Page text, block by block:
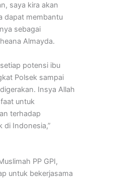
saya kira akan
dapat membantu
sebagai
Almayda.
potensi ibu
Polsek sampai
Insya Allah
untuk
terhadap
di Indonesia,”
PP GPI,
untuk bekerjasama